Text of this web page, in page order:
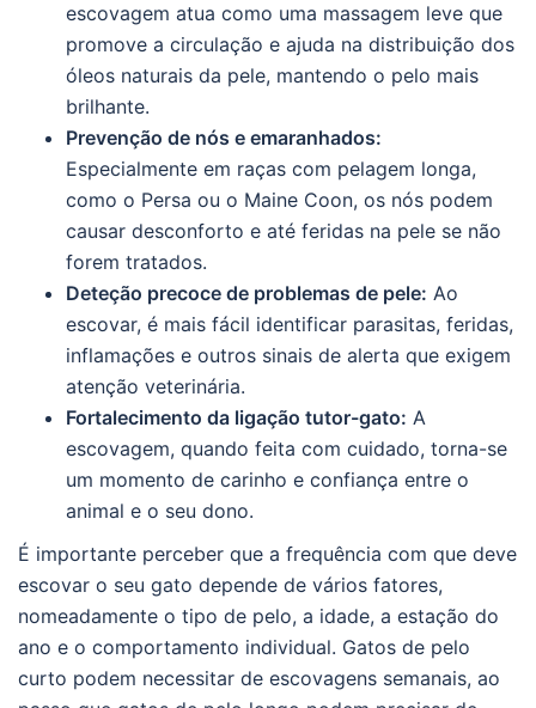
escovagem atua como uma massagem leve que
promove a circulação e ajuda na distribuição dos
óleos naturais da pele, mantendo o pelo mais
brilhante.
Prevenção de nós e emaranhados:
Especialmente em raças com pelagem longa,
como o Persa ou o Maine Coon, os nós podem
causar desconforto e até feridas na pele se não
forem tratados.
Deteção precoce de problemas de pele: Ao
escovar, é mais fácil identificar parasitas, feridas,
inflamações e outros sinais de alerta que exigem
atenção veterinária.
Fortalecimento da ligação tutor-gato: A
escovagem, quando feita com cuidado, torna-se
um momento de carinho e confiança entre o
animal e o seu dono.
É importante perceber que a frequência com que deve
escovar o seu gato depende de vários fatores,
nomeadamente o tipo de pelo, a idade, a estação do
ano e o comportamento individual. Gatos de pelo
curto podem necessitar de escovagens semanais, ao